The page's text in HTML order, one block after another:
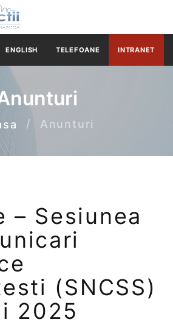
ENGLISH TELEFOANE INTRANET
Anunturi
– Sesiunea
(SNCSS)
2025